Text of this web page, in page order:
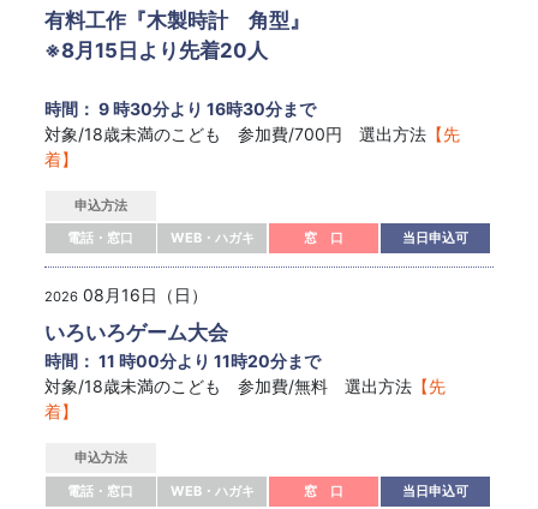
有料工作『木製時計 角型』
※8月15日より先着20人
時間： 9 時30分より 16時30分まで
対象/18歳未満のこども 参加費/700円 選出方法 【先
着】
申込方法
電話・窓口
WEB・ハガキ 窓 口 当日申込可
2026 08月16日（日）
いろいろゲーム大会
時間： 11 時00分より 11時20分まで
対象/18歳未満のこども 参加費/無料 選出方法 【先
着】
申込方法
電話・窓口
WEB・ハガキ 窓 口 当日申込可